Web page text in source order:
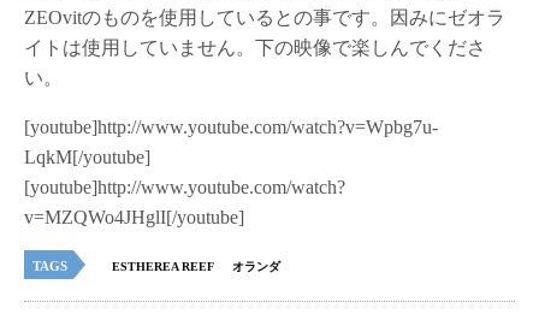
ZEOvitのものを使用しているとの事です。因みにゼオラ
イトは使用していません。下の映像で楽しんでくださ
い。
[youtube]http://www.youtube.com/watch?v=Wpbg7u-
LqkM[/youtube]
[youtube]http://www.youtube.com/watch?
v=MZQWo4JHglI[/youtube]
TAGS ESTHEREA REEF オランダ